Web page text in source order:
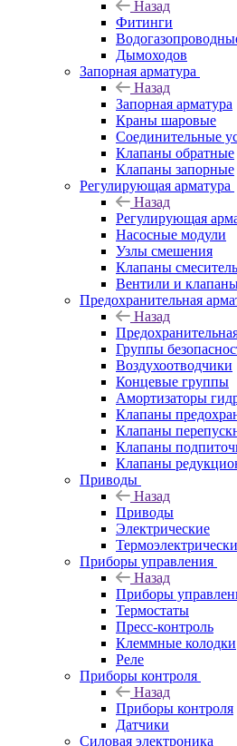
Назад
Фитинги
Дымоходов
Запорная арматура
Назад
Запорная арматура
Краны шаровые
Соединительные
Клапаны обратные
Клапаны запорные
Регулирующая арматура
Назад
Регулирующая
Насосные модули
Узлы смешения
Клапаны
Вентили и
Предохранительная
Назад
Группы
Воздухоотводчики
Концевые группы
Амортизаторы
Клапаны
Клапаны
Клапаны
Клапаны
Приводы
Назад
Приводы
Электрические
Приборы управления
Назад
Приборы
Термостаты
Пресс-контроль
Клеммные колодки
Реле
Приборы контроля
Назад
Приборы контроля
Датчики
Силовая электроника